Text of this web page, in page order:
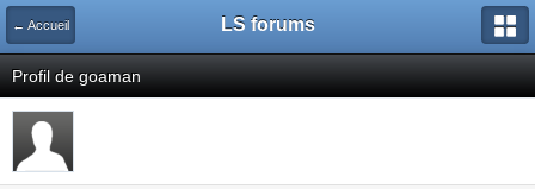
← Accueil LS forums
Profil de goaman